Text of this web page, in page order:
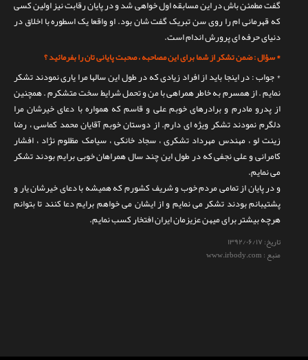
گفت مطمئن باش در این مسابقه اول خواهی شد و در پایان رقابت نیز اولین کسی
که قهرمانی ام را روی سن تبریک گفت شان بود. او واقعا یک اسطوره با اخلاق در
دنیای حرفه ای پرورش اندام است.
* سؤال : ضمن تشکر از شما برای این مصاحبه ، صحبت پایانی تان را بفرمائید ؟
* جواب : در اینجا باید از افراد زیادی که در طول این سالها مرا یاری نمودند تشکر
نمایم . از همسرم به خاطر همراهی با من و تحمل شرایط سخت متشکرم . همچنین
از پدرو مادرم و برادرهای خوبم علی و قاسم که همواره با دعای خیرشان مرا
دلگرم نمودند تشکر ویژه ای دارم. از دوستان خوبم آقایان محمد کماسی ، رضا
زینت لو ، مهندس مهرداد تشکری ، سجاد خانکی ، سیامک مظلوم نژاد ، افشار
کامرانی و علی نجفی که در طول این چند سال همراهان خوبی برایم بودند تشکر
می نمایم.
و در پایان از تمامی مردم خوب و شریف کشورم که همیشه با دعای خیرشان یار و
پشتیبانم بودند تشکر می نمایم و از ایشان می خواهم برایم دعا کنند تا بتوانم
هرچه بیشتر برای میهن عزیزمان ایران افتخار کسب نمایم.
تاریخ:۱۳۹۲/۰۶/۱۷
منبع : www.irbody.com